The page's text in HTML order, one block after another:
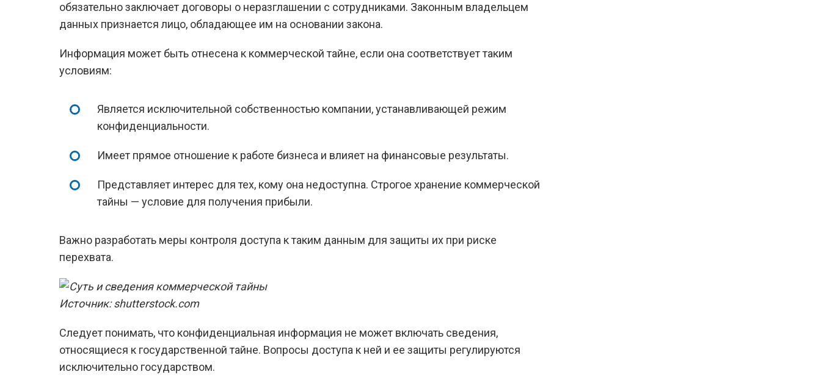
обязательно заключает договоры о неразглашении с сотрудниками. Законным владельцем
данных признается лицо, обладающее им на основании закона.
Информация может быть отнесена к коммерческой тайне, если она соответствует таким
условиям:
Является исключительной собственностью компании, устанавливающей режим
конфиденциальности.
Имеет прямое отношение к работе бизнеса и влияет на финансовые результаты.
Представляет интерес для тех, кому она недоступна. Строгое хранение коммерческой
тайны — условие для получения прибыли.
Важно разработать меры контроля доступа к таким данным для защиты их при риске
перехвата.
Источник: shutterstock.com
Следует понимать, что конфиденциальная информация не может включать сведения,
относящиеся к государственной тайне. Вопросы доступа к ней и ее защиты регулируются
исключительно государством.